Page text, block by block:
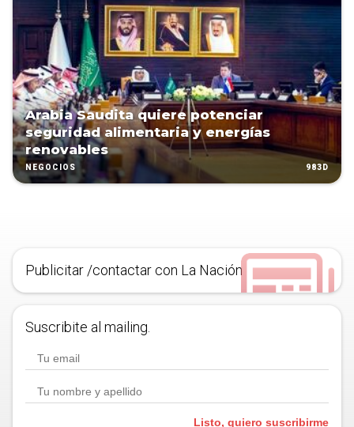
Arabia Saudita quiere potenciar
seguridad alimentaria y energías
renovables
NEGOCIOS 983D
Publicitar /contactar con La Nación
Suscribite al mailing.
Listo, quiero suscribirme